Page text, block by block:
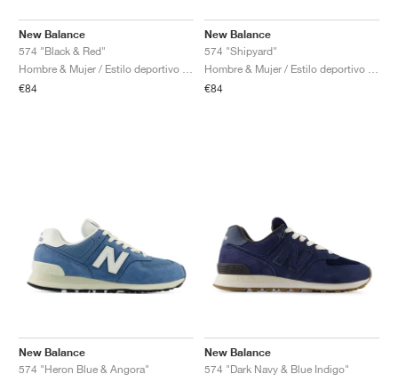
New Balance
574 "Black & Red"
€84
New Balance
574 "Shipyard"
€84
New Balance
574 "Heron Blue & Angora"
New Balance
574 "Dark Navy & Blue Indigo"